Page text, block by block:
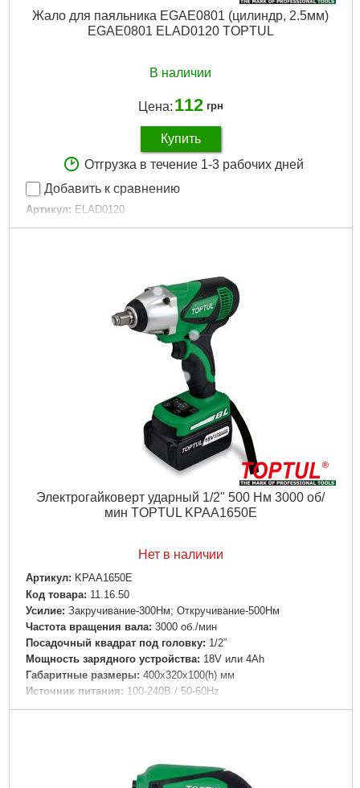
Жало для паяльника EGAE0801 (цилиндр, 2.5мм)
EGAE0801 ELAD0120 TOPTUL
В наличии
Цена: 112 грн
Купить
Отгрузка в течение 1-3 рабочих дней
Добавить к сравнению
Артикул: ELAD0120
Код товара: 30.59.71
Подробнее...
Электрогайковерт ударный 1/2" 500 Нм 3000 об/
мин TOPTUL KPAA1650E
Нет в наличии
Артикул: KPAA1650E
Код товара: 11.16.50
Усилие: Закручивание-300Нм; Откручивание-500Нм
Частота вращения вала: 3000 об./мин
Посадочный квадрат под головку: 1/2”
Мощность зарядного устройства: 18V или 4Аh
Габаритные размеры: 400х320х100(h) мм
Источник питания: 100-240B / 50-60Hz
Зарядка: 1-1,5 часа
Подробнее...